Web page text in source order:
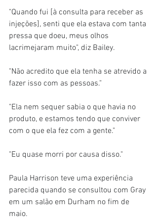
"Quando fui [à consulta para receber as
injeções], senti que ela estava com tanta
pressa que doeu, meus olhos
lacrimejaram muito", diz Bailey.
"Não acredito que ela tenha se atrevido a
fazer isso com as pessoas."
"Ela nem sequer sabia o que havia no
produto, e estamos tendo que conviver
com o que ela fez com a gente."
"Eu quase morri por causa disso."
Paula Harrison teve uma experiência
parecida quando se consultou com Gray
em um salão em Durham no fim de
maio.